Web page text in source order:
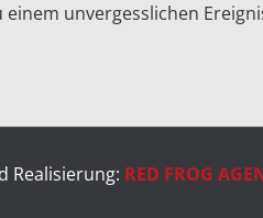
unvergesslichen
Realisierung: RED FROG